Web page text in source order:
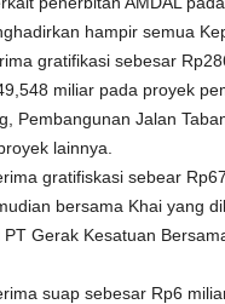
hampir semua
gratifikasi sebesar
miliar pada proyek
Pembangunan Jalan
lainnya.
gratifiskasi sebear
bersama Khai yang
Gerak Kesatuan
suap sebesar Rp6